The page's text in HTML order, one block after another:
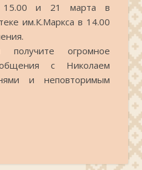
15.00 и 21 марта в
им.К.Маркса в 14.00
огромное
с Николаем
и неповторимым